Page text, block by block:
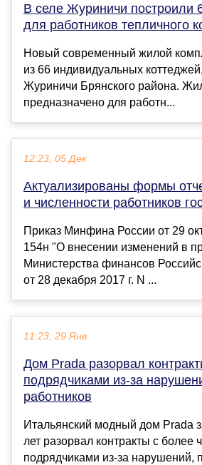
В селе Журиничи построили
для работников тепличного
Новый современный жилой
из 66 индивидуальных
Журиничи Брянского района.
предназначено для работн...
12:23, 05 Дек
Актуализированы формы
и численности работников
Приказ Минфина России от 29
154н "О внесении изменений в
Министерства финансов
от 28 декабря 2017 г. N ...
11:23, 29 Янв
Дом Prada разорвал
подрядчиками из-за
работников
Итальянский модный дом Prada
лет разорвал контракты с более
подрядчиками из-за нарушений,